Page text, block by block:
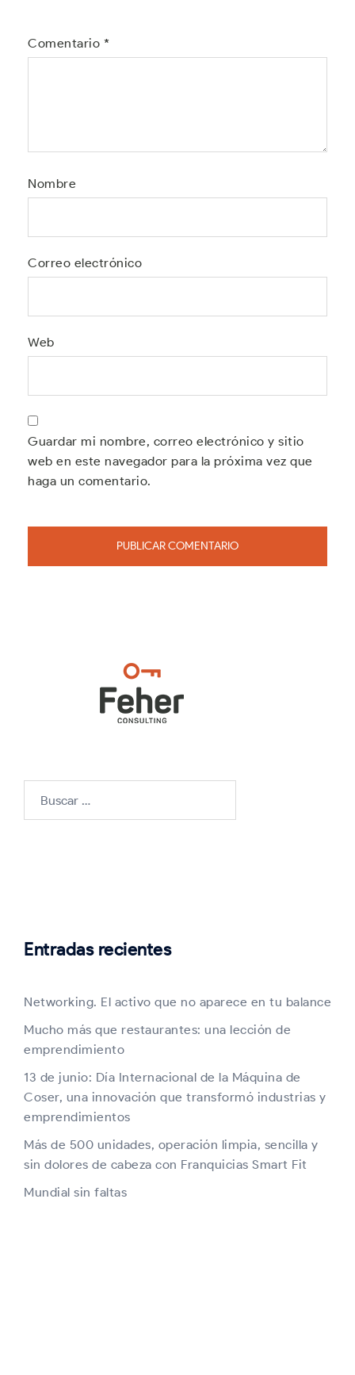
Comentario *
Nombre
Correo electrónico
Web
Guardar mi nombre, correo electrónico y sitio
web en este navegador para la próxima vez que
haga un comentario.
Entradas recientes
Networking. El activo que no aparece en tu balance
Mucho más que restaurantes: una lección de
emprendimiento
13 de junio: Día Internacional de la Máquina de
Coser, una innovación que transformó industrias y
emprendimientos
Más de 500 unidades, operación limpia, sencilla y
sin dolores de cabeza con Franquicias Smart Fit
Mundial sin faltas